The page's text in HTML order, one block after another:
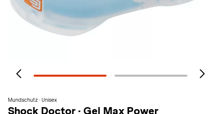
Mundschutz · Unisex
Shock Doctor · Gel Max Power